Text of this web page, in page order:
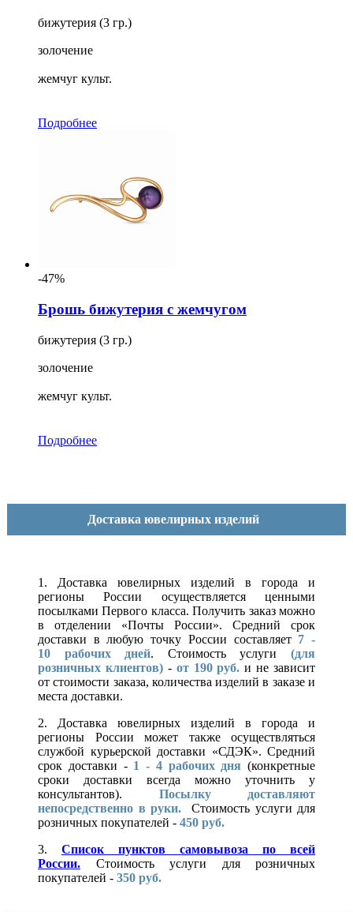
бижутерия (3 гр.)
золочение
жемчуг культ.
Подробнее
-47%
Брошь бижутерия с жемчугом
бижутерия (3 гр.)
золочение
жемчуг культ.
Подробнее
Доставка ювелирных изделий
1. Доставка ювелирных изделий в города и
регионы России осуществляется ценными
посылками Первого класса. Получить заказ можно
в отделении «Почты России». Средний срок
доставки в любую точку России составляет 7 -
10 рабочих дней. Стоимость услуги(для
розничных клиентов)- от 190 руб. и не зависит
от стоимости заказа, количества изделий в заказе и
места доставки.
2. Доставка ювелирных изделий в города и
регионы России может также осуществляться
службой курьерской доставки «СДЭК». Средний
срок доставки - 1 - 4 рабочих дня (конкретные
сроки доставки всегда можно уточнить у
консультантов). Посылку доставляют
непосредственно в руки.
Стоимость услуги для
розничных покупателей - 450 руб.
3. Список пунктов самовывоза по всей
России.
Стоимость услуги для розничных
покупателей - 350 руб.